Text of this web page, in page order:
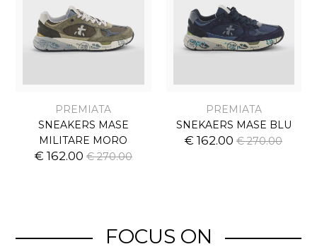
PREMIATA
SNEAKERS MASE
MILITARE MORO
€ 162.00 € 270.00
PREMIATA
SNEKAERS MASE BLU
€ 162.00€ 270.00
FOCUS ON